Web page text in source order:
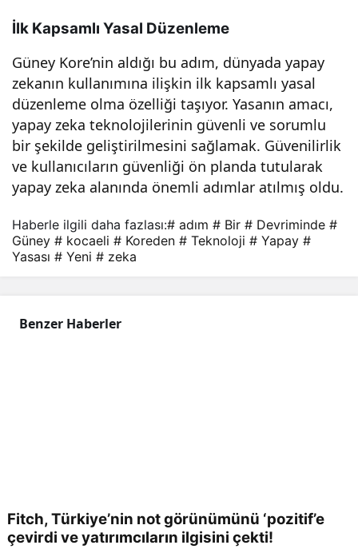
İlk Kapsamlı Yasal Düzenleme
Güney Kore’nin aldığı bu adım, dünyada yapay
zekanın kullanımına ilişkin ilk kapsamlı yasal
düzenleme olma özelliği taşıyor. Yasanın amacı,
yapay zeka teknolojilerinin güvenli ve sorumlu
bir şekilde geliştirilmesini sağlamak. Güvenilirlik
ve kullanıcıların güvenliği ön planda tutularak
yapay zeka alanında önemli adımlar atılmış oldu.
Yeni
Bir
Adı
m!
Haberle ilgili daha fazlası:# adım # Bir # Devriminde #
Güney # kocaeli # Koreden # Teknoloji # Yapay #
Yasası # Yeni # zeka
Benzer Haberler
Fitch, Türkiye’nin not görünümünü ‘pozitif’e
çevirdi ve yatırımcıların ilgisini çekti!